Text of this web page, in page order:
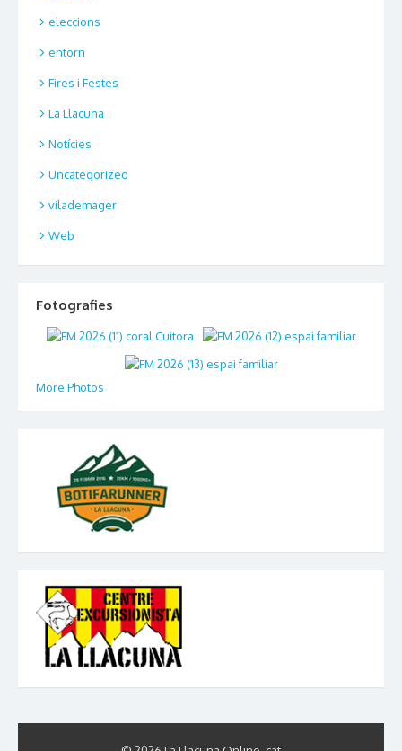
eleccions
entorn
Fires i Festes
La Llacuna
Notícies
Uncategorized
vilademager
Web
Fotografies
More Photos